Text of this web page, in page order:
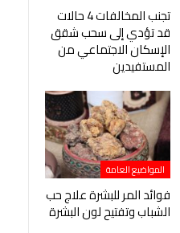
تجنب المخالفات 4 حالات
قد تؤدي إلى سحب شقق
الإسكان الاجتماعي من
المستفيدين
المواضيع العامة
فوائد المر للبشرة علاج حب
الشباب وتفتيح لون البشرة